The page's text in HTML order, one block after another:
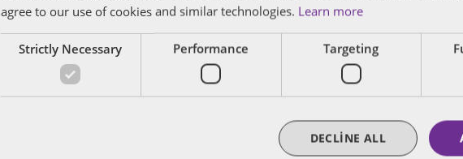
agree to our use of cookies and similar technologies. Learn more
Strictly Necessary Performance Targeting
DECLINE ALL